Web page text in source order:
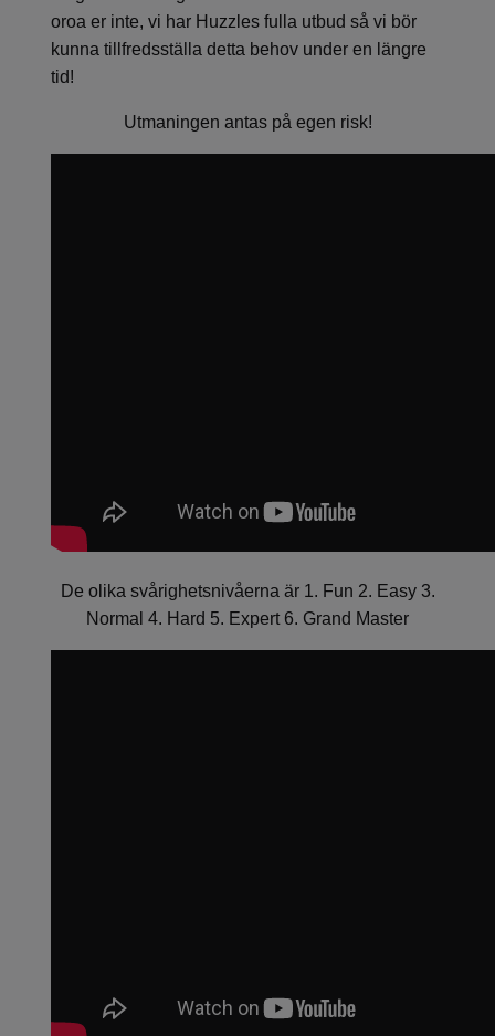
oroa er inte, vi har Huzzles fulla utbud så vi bör
kunna tillfredsställa detta behov under en längre
tid!
Utmaningen antas på egen risk!
De olika svårighetsnivåerna är 1. Fun 2. Easy 3.
Normal 4. Hard 5. Expert 6. Grand Master